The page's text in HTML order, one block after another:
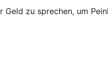
zu sprechen, um